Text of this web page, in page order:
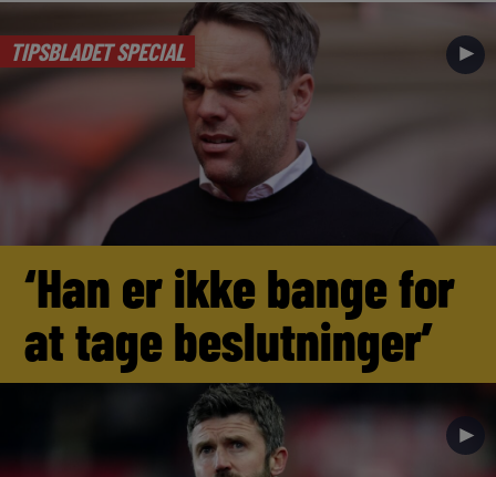
TIPSBLADET SPECIAL ►
‘Han er ikke bange for
at tage beslutninger’
►